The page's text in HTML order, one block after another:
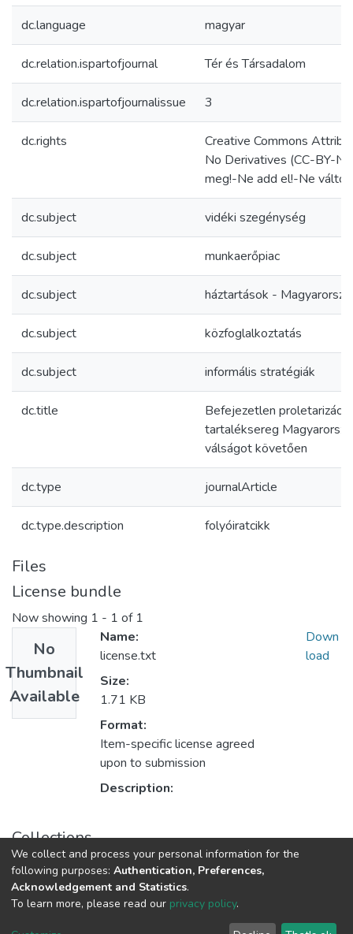
dc.language magyar
dc.relation.ispartofjournal Tér és Társadalom
dc.relation.ispartofjournalissue 3
dc.rights
Creative Commons
No Derivatives (CC-BY-
meg!-Ne add el!-Ne
dc.subject vidéki szegénység
dc.subject munkaerőpiac
dc.subject háztartások -
dc.subject közfoglalkoztatás
dc.subject informális stratégiák
dc.title
Befejezetlen
tartaléksereg
válságot követően
dc.type journalArticle
dc.type.description folyóiratcikk
Files
License bundle
Now showing 1 - 1 of 1
No
Thumbnail
Available
Name:
license.txt
Size:
1.71 KB
Format:
Item-specific license agreed
upon to submission
Description:
Down
load
Collections
Folyóiratcikkek - magyar nyelvű (RKI)
We collect and process your personal information for the
following purposes: Authentication, Preferences,
Acknowledgement and Statistics.
To learn more, please read our privacy policy.